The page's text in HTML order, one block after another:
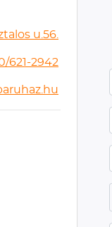
u.56.
621-2942